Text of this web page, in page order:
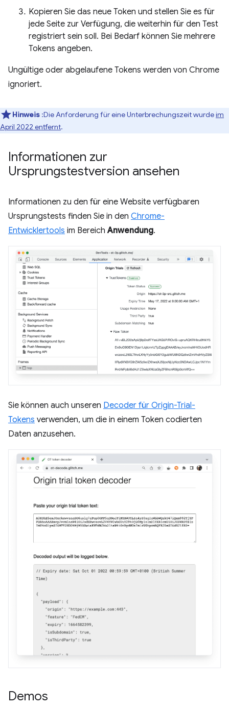
Kopieren Sie das neue Token und stellen Sie es für
jede Seite zur Verfügung, die weiterhin für den Test
registriert sein soll. Bei Bedarf können Sie mehrere
Tokens angeben.
Ungültige oder abgelaufene Tokens werden von Chrome
ignoriert.
Hinweis :Die Anforderung für eine Unterbrechungszeit wurdeim
April 2022 entfernt.
Informationen zur
Ursprungstestversion ansehen
Informationen zu den für eine Website verfügbaren
Ursprungstests finden Sie in den Chrome-
Entwicklertools im BereichAnwendung.
Sie können auch unseren Decoder für Origin-Trial-
Tokens verwenden, um die in einem Token codierten
Daten anzusehen.
Demos